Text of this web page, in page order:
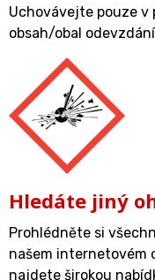
Uchovávejte pouze v
obsah/obal
Hledáte jiný
Prohlédněte si
našem internetovém
najdete širokou